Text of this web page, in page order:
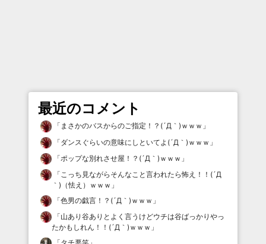
最近のコメント
「 まさかのバスからのご指定！？(´Д｀)ｗｗｗ 」
「ダンスぐらいの意味にしといてよ(´Д｀)ｗｗｗ 」
「ポップな別れさせ屋！？(´Д｀)ｗｗｗ 」
「 こっち見ながらそんなこと言われたら怖え！！(´Д
｀)（怯え）ｗｗｗ 」
「色男の戯言！？(´Д｀)ｗｗｗ 」
「山あり谷ありとよく言うけどウチは谷ばっかりやっ
たかもしれん！！(´Д｀)ｗｗｗ 」